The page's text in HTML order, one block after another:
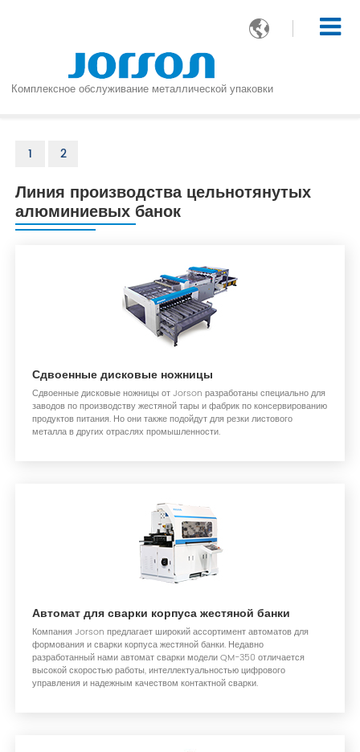

Комплексное обслуживание металлической упаковки
1 2
Линия производства цельнотянутых
алюминиевых банок
Сдвоенные дисковые ножницы
Сдвоенные дисковые ножницы от Jorson разработаны специально для
заводов по производству жестяной тары и фабрик по консервированию
продуктов питания. Но они также подойдут для резки листового
металла в других отраслях промышленности.
Автомат для сварки корпуса жестяной банки
Компания Jorson предлагает широкий ассортимент автоматов для
формования и сварки корпуса жестяной банки. Недавно
разработанный нами автомат сварки модели QM-350 отличается
высокой скоростью работы, интеллектуальностью цифрового
управления и надежным качеством контактной сварки.